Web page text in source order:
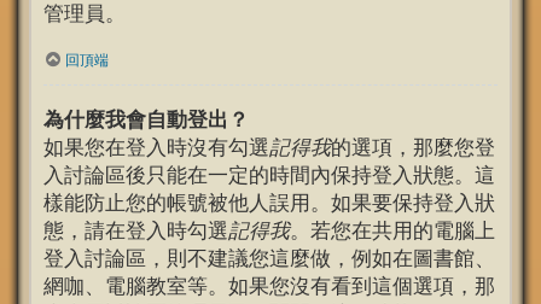
管理員。
回頂端
為什麼我會自動登出？
如果您在登入時沒有勾選記得我的選項，那麼您登
入討論區後只能在一定的時間內保持登入狀態。這
樣能防止您的帳號被他人誤用。如果要保持登入狀
態，請在登入時勾選記得我。若您在共用的電腦上
登入討論區，則不建議您這麼做，例如在圖書館、
網咖、電腦教室等。如果您沒有看到這個選項，那